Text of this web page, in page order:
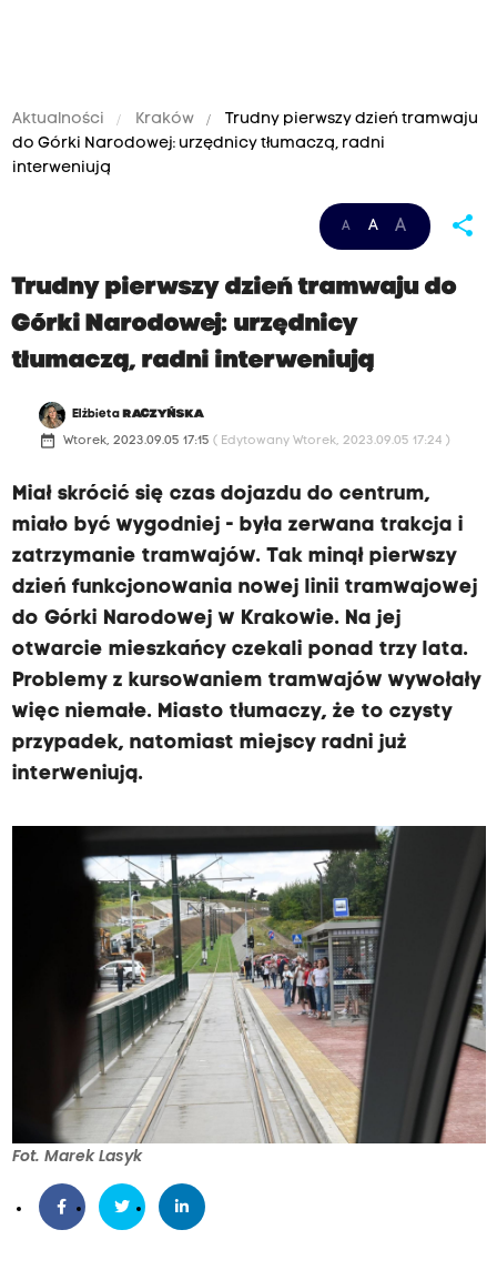
Aktualności Kraków
Trudny pierwszy dzień tramwaju
do Górki Narodowej: urzędnicy tłumaczą, radni
interweniują
A A A share
Trudny pierwszy dzień tramwaju do
Górki Narodowej: urzędnicy
tłumaczą, radni interweniują
Elżbieta RACZYŃSKA
date_range Wtorek, 2023.09.05 17:15 ( Edytowany Wtorek, 2023.09.05 17:24 )
Miał skrócić się czas dojazdu do centrum,
miało być wygodniej - była zerwana trakcja i
zatrzymanie tramwajów. Tak minął pierwszy
dzień funkcjonowania nowej linii tramwajowej
do Górki Narodowej w Krakowie. Na jej
otwarcie mieszkańcy czekali ponad trzy lata.
Problemy z kursowaniem tramwajów wywołały
więc niemałe. Miasto tłumaczy, że to czysty
przypadek, natomiast miejscy radni już
interweniują.
Fot. Marek Lasyk